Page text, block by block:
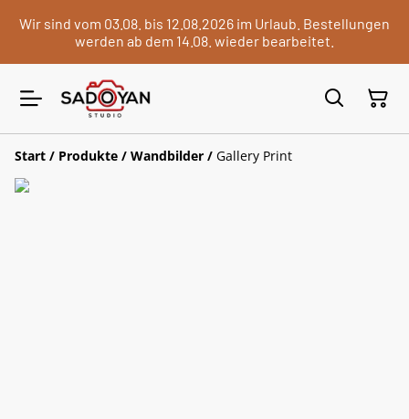
Wir sind vom 03.08. bis 12.08.2026 im Urlaub. Bestellungen
werden ab dem 14.08. wieder bearbeitet.
Start / Produkte / Wandbilder / Gallery Print